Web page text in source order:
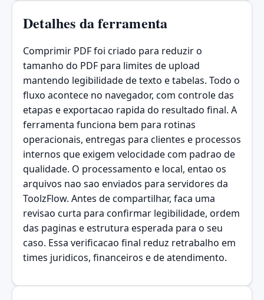
Detalhes da ferramenta
Comprimir PDF foi criado para reduzir o
tamanho do PDF para limites de upload
mantendo legibilidade de texto e tabelas. Todo o
fluxo acontece no navegador, com controle das
etapas e exportacao rapida do resultado final. A
ferramenta funciona bem para rotinas
operacionais, entregas para clientes e processos
internos que exigem velocidade com padrao de
qualidade. O processamento e local, entao os
arquivos nao sao enviados para servidores da
ToolzFlow. Antes de compartilhar, faca uma
revisao curta para confirmar legibilidade, ordem
das paginas e estrutura esperada para o seu
caso. Essa verificacao final reduz retrabalho em
times juridicos, financeiros e de atendimento.